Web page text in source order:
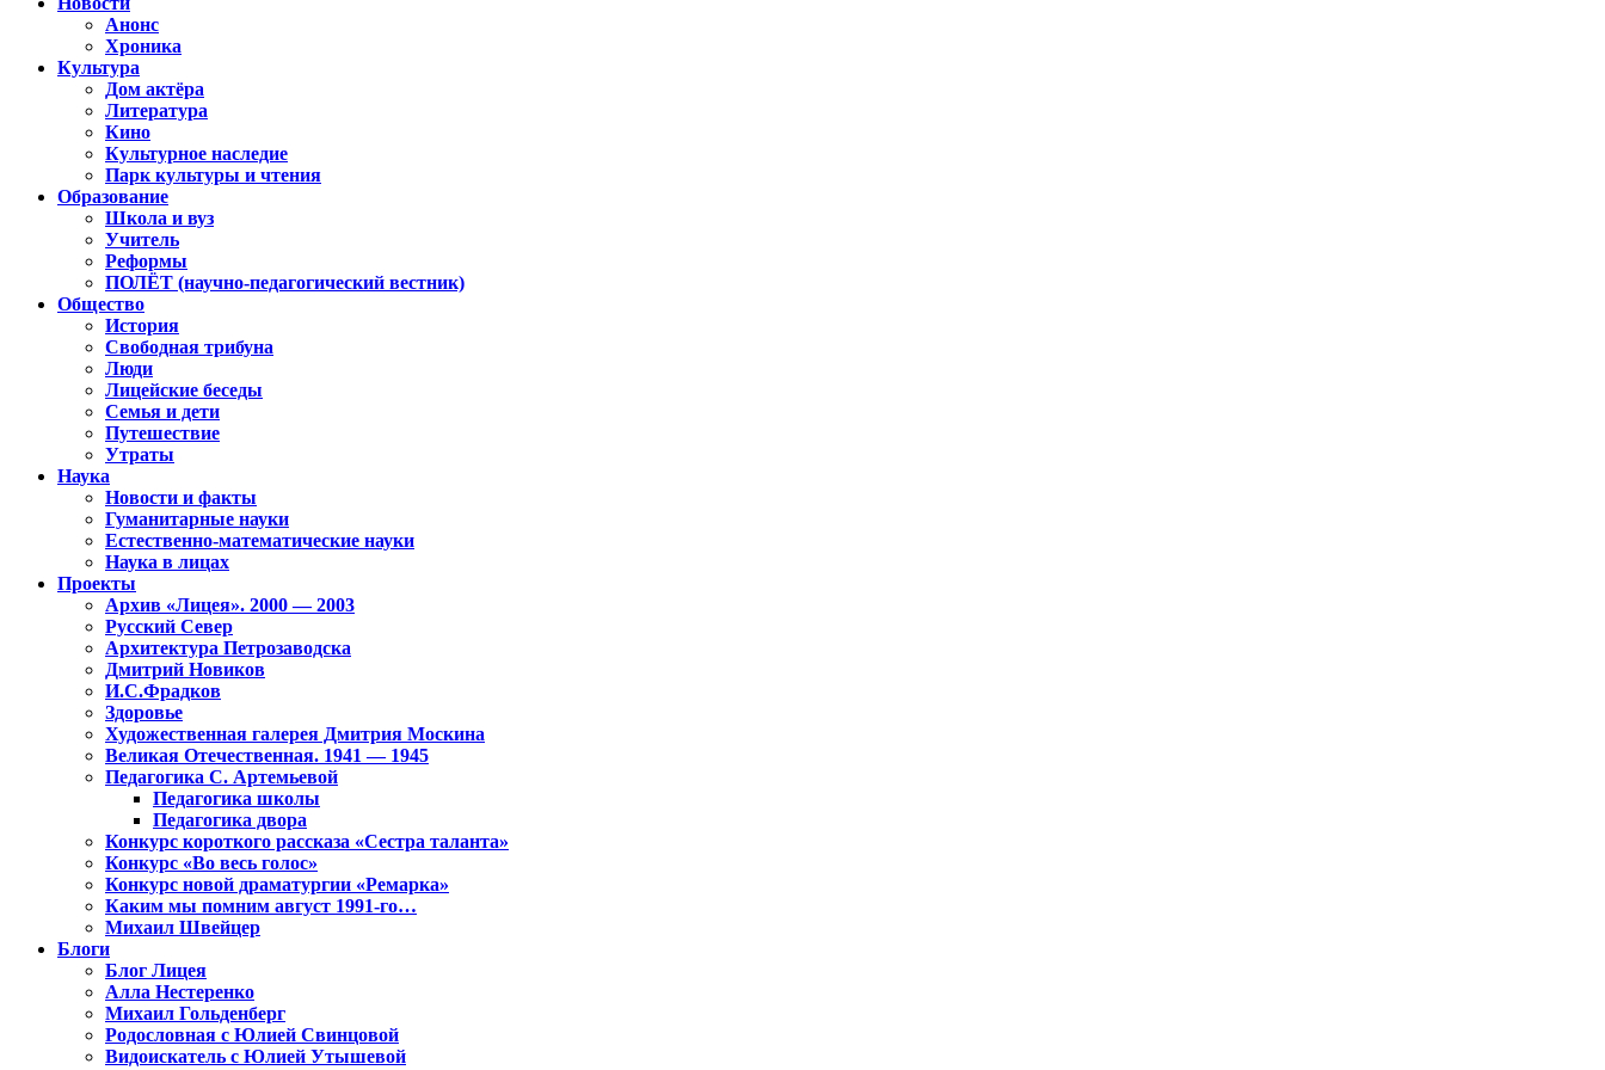
Анонс
Хроника
Культура
Дом актёра
Литература
Кино
Культурное наследие
Парк культуры и чтения
Образование
Школа и вуз
Учитель
Реформы
ПОЛЁТ (научно-педагогический вестник)
Общество
История
Свободная трибуна
Люди
Лицейские беседы
Семья и дети
Путешествие
Утраты
Наука
Новости и факты
Гуманитарные науки
Естественно-математические науки
Наука в лицах
Проекты
Архив «Лицея». 2000 — 2003
Русский Север
Архитектура Петрозаводска
Дмитрий Новиков
И.С.Фрадков
Здоровье
Художественная галерея Дмитрия Москина
Великая Отечественная. 1941 — 1945
Педагогика С. Артемьевой
Педагогика школы
Педагогика двора
Конкурс короткого рассказа «Сестра таланта»
Конкурс «Во весь голос»
Конкурс новой драматургии «Ремарка»
Каким мы помним август 1991-го…
Михаил Швейцер
Блоги
Блог Лицея
Алла Нестеренко
Михаил Гольденберг
Родословная с Юлией Свинцовой
Видоискатель с Юлией Утышевой